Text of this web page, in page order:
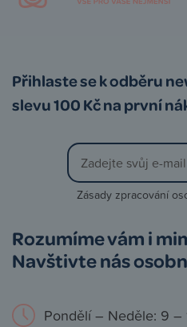
Přihlaste se k odběru
slevu 100 Kč na první
Zásady zpracování
Rozumíme vám i
Navštivte nás
Pondělí – Neděle: 9 –